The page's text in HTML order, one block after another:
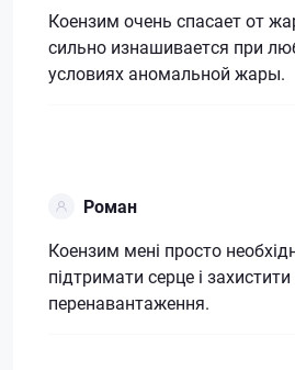
Коензим очень спасает от
сильно изнашивается при
условиях аномальной жары.
Роман
Коензим мені просто
підтримати серце і захистити
перенавантаження.